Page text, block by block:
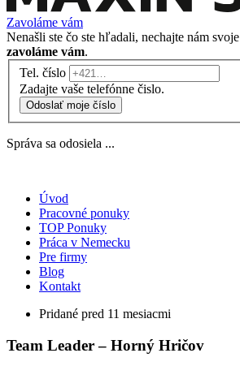
Zavoláme vám
Nenašli ste čo ste hľadali, nechajte nám svoje
zavoláme vám.
Tel. číslo
Zadajte vaše telefónne čislo.
Odoslať moje číslo
Správa sa odosiela ...
Úvod
Pracovné ponuky
TOP Ponuky
Práca v Nemecku
Pre firmy
Blog
Kontakt
Pridané pred 11 mesiacmi
Team Leader – Horný Hričov